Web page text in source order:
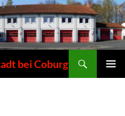
bei Coburg